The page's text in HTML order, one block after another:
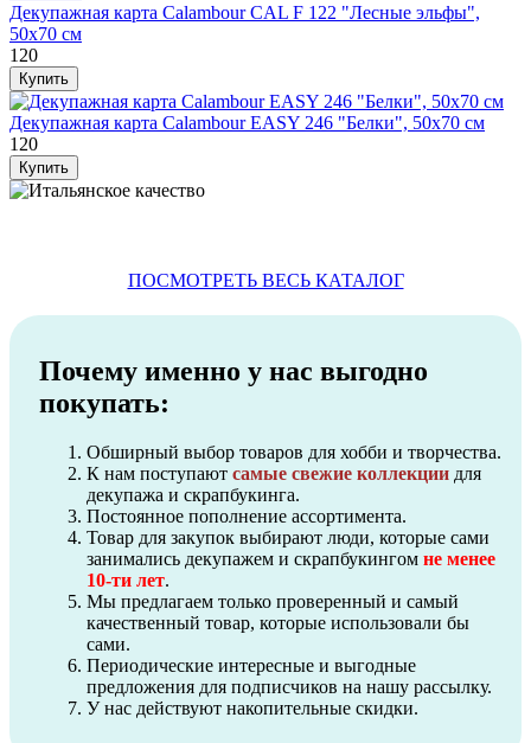
Декупажная карта Calambour CAL F 122 "Лесные эльфы",
50х70 см
120
Декупажная карта Calambour EASY 246 "Белки", 50х70 см
120
ПОСМОТРЕТЬ ВЕСЬ КАТАЛОГ
Почему именно у нас выгодно
покупать:
Обширный выбор товаров для хобби и творчества.
К нам поступают самые свежие коллекции для
декупажа и скрапбукинга.
Постоянное пополнение ассортимента.
Товар для закупок выбирают люди, которые сами
занимались декупажем и скрапбукингом не менее
10-ти лет.
Мы предлагаем только проверенный и самый
качественный товар, которые использовали бы
сами.
Периодические интересные и выгодные
предложения для подписчиков на нашу рассылку.
У нас действуют накопительные скидки.